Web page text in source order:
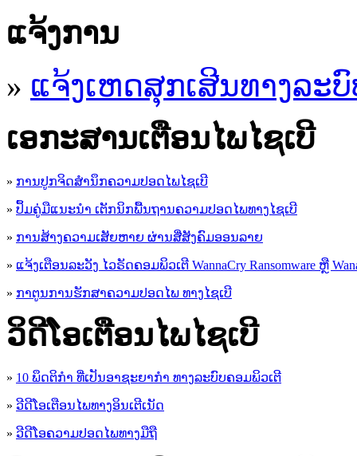
ແຈ້ງການ
» ແຈ້ງເຫດສຸກເສີນທາງລະ
ເອ​ກະ​ສານເຕືອນໄພໄຊເບີ
» ການປູກຈິດສໍານຶກຄວາມປອດໄພໄຊເບີ
» ປຶ້ມຄູ່ມືແນະນໍາ ເຕັກນິກພື້ນຖານຄວາມປອດໄພທາງໄຊເບີ
» ການສ້າງຄວາມເສັຍຫາຍ ຜ່ານສື່ສັງຄົມອອນລາຍ
» ແຈ້ງເຕືອນລະວັງ ໄວຣັດຄອມພິວເຕີ WannaCry Ransomware ຫຼື
» ກາຕູນການຮັກສາຄວາມປອດໄພ ທາງໄຊເບີ
ວິດີໂອເຕືອນໄພໄຊເບີ
» 10 ພຶດຕິກໍາ ທີ່ເປັນອາຊະຍາກໍາ ທາງລະບົບຄອມພິວເຕີ
» ວີດີໂອເຕືອນໄພທາງອິນເຕີເນັດ
» ວ​ີ​ດີ​ໂອ​ຄວາມ​ປອດ​ໄພ​ທາງ​ມື​ຖື